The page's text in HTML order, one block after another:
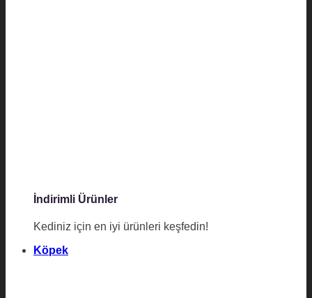
İndirimli Ürünler
Kediniz için en iyi ürünleri keşfedin!
Köpek